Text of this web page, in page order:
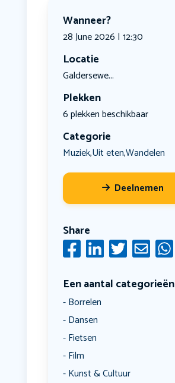
Wanneer?
28 June 2026 | 12:30
Locatie
Galdersewe...
Plekken
6 plekken beschikbaar
Categorie
Muziek,Uit eten,Wandelen
Deelnemen
Share
Een aantal categorieën
Borrelen
Dansen
Fietsen
Film
Kunst & Cultuur